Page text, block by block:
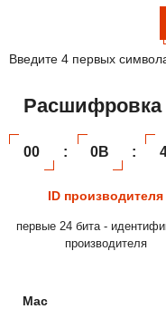
Введите 4 первых
Расшифровка
00 : 0B :
ID производителя
первые 24 бита -
производителя
Mac